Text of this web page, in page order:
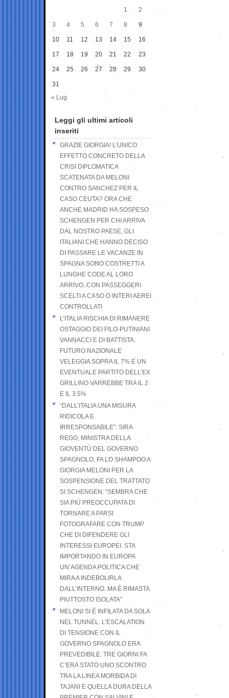
1
2
3 4 5 6 7 8 9
10 11 12 13 14 15 16
17 18 19 20 21 22 23
24 25 26 27 28 29 30
31
« Lug
Leggi gli ultimi articoli
inseriti
GRAZIE GIORGIA! L’UNICO
EFFETTO CONCRETO DELLA
CRISI DIPLOMATICA
SCATENATA DA MELONI
CONTRO SANCHEZ PER IL
CASO CEUTA? ORA CHE
ANCHE MADRID HA SOSPESO
SCHENGEN PER CHI ARRIVA
DAL NOSTRO PAESE, GLI
ITALIANI CHE HANNO DECISO
DI PASSARE LE VACANZE IN
SPAGNA SONO COSTRETTI A
LUNGHE CODE AL LORO
ARRIVO, CON PASSEGGERI
SCELTI A CASO O INTERI AEREI
CONTROLLATI
L’ITALIA RISCHIA DI RIMANERE
OSTAGGIO DEI FILO-PUTINIANI
VANNACCI E DI BATTISTA.
FUTURO NAZIONALE
VELEGGIA SOPRA IL 7% E UN
EVENTUALE PARTITO DELL’EX
GRILLINO VARREBBE TRA IL 2
E IL 3.5%
“DALL’ITALIA UNA MISURA
RIDICOLA E
IRRESPONSABILE”: SIRA
REGO, MINISTRA DELLA
GIOVENTÙ DEL GOVERNO
SPAGNOLO, FA LO SHAMPOO A
GIORGIA MELONI PER LA
SOSPENSIONE DEL TRATTATO
SI SCHENGEN: “SEMBRA CHE
SIA PIÙ PREOCCUPATA DI
TORNARE A FARSI
FOTOGRAFARE CON TRUMP
CHE DI DIFENDERE GLI
INTERESSI EUROPEI. STA
IMPORTANDO IN EUROPA
UN’AGENDA POLITICA CHE
MIRA A INDEBOLIRLA
DALL’INTERNO. MA È RIMASTA
PIUTTOSTO ISOLATA”
MELONI SI È INFILATA DA SOLA
NEL TUNNEL. L’ESCALATION
DI TENSIONE CON IL
GOVERNO SPAGNOLO ERA
PREVEDIBILE: TRE GIORNI FA
C’ERA STATO UNO SCONTRO
TRA LA LINEA MORBIDA DI
TAJANI E QUELLA DURA DELLA